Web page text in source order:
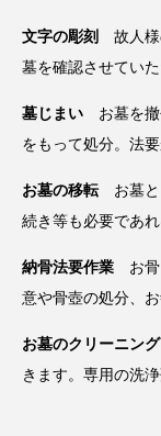
文字の彫刻 故人様
墓を確認させてい
墓じまい お墓を撤
をもって処分。法
お墓の移転お墓と
続き等も必要であ
納骨法要作業 お骨
意や骨壺の処分、
お墓のクリーニング
きます。専用の洗